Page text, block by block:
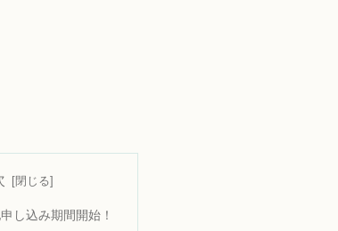
し込み期間開始！